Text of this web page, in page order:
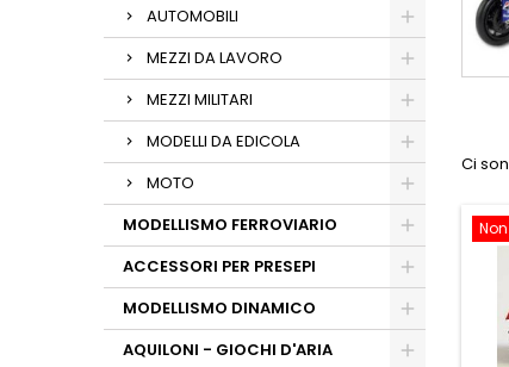
AUTOMOBILI
MEZZI DA LAVORO
MEZZI MILITARI
MODELLI DA EDICOLA
MOTO
MODELLISMO FERROVIARIO
ACCESSORI PER PRESEPI
MODELLISMO DINAMICO
AQUILONI - GIOCHI D'ARIA
Ci